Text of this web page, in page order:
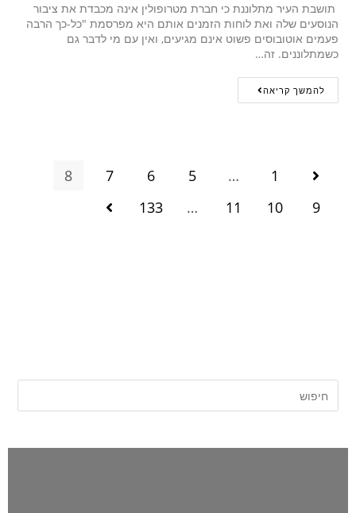
תושבת העיר מתלוננת כי חברת מטרופולין אינה מכבדת את ציבור
הנוסעים שלה ואת לוחות הזמנים אותם היא מפרסמת "כל-כך הרבה
פעמים אוטובוסים פשוט אינם מגיעים, ואין עם מי לדבר גם
כשמתלוננים. זה…
להמשך קריאה
1
…
5
6
7
8
9
10
11
…
133